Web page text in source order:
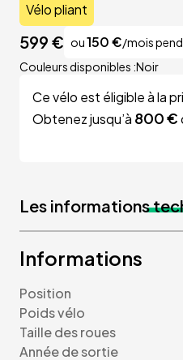
Vélo pliant
599 € ou150€/mois
Couleurs disponibles :Noir
Ce vélo est éligible à la
Obtenez jusqu’à 800 €
Les informations
Informations
Position
Poids vélo
Taille des roues
Année de sortie